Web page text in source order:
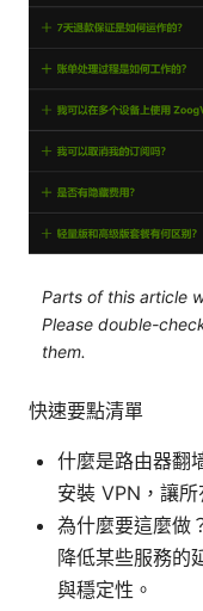
Parts of this article
Please double-
them.
快速要點清單
什麼是路由器翻
安裝 VPN，讓
為什麼要這麼做
降低某些服務的
與穩定性。